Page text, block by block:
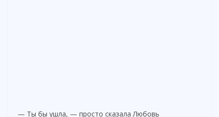
— Ты бы ушла, — просто сказала Любовь